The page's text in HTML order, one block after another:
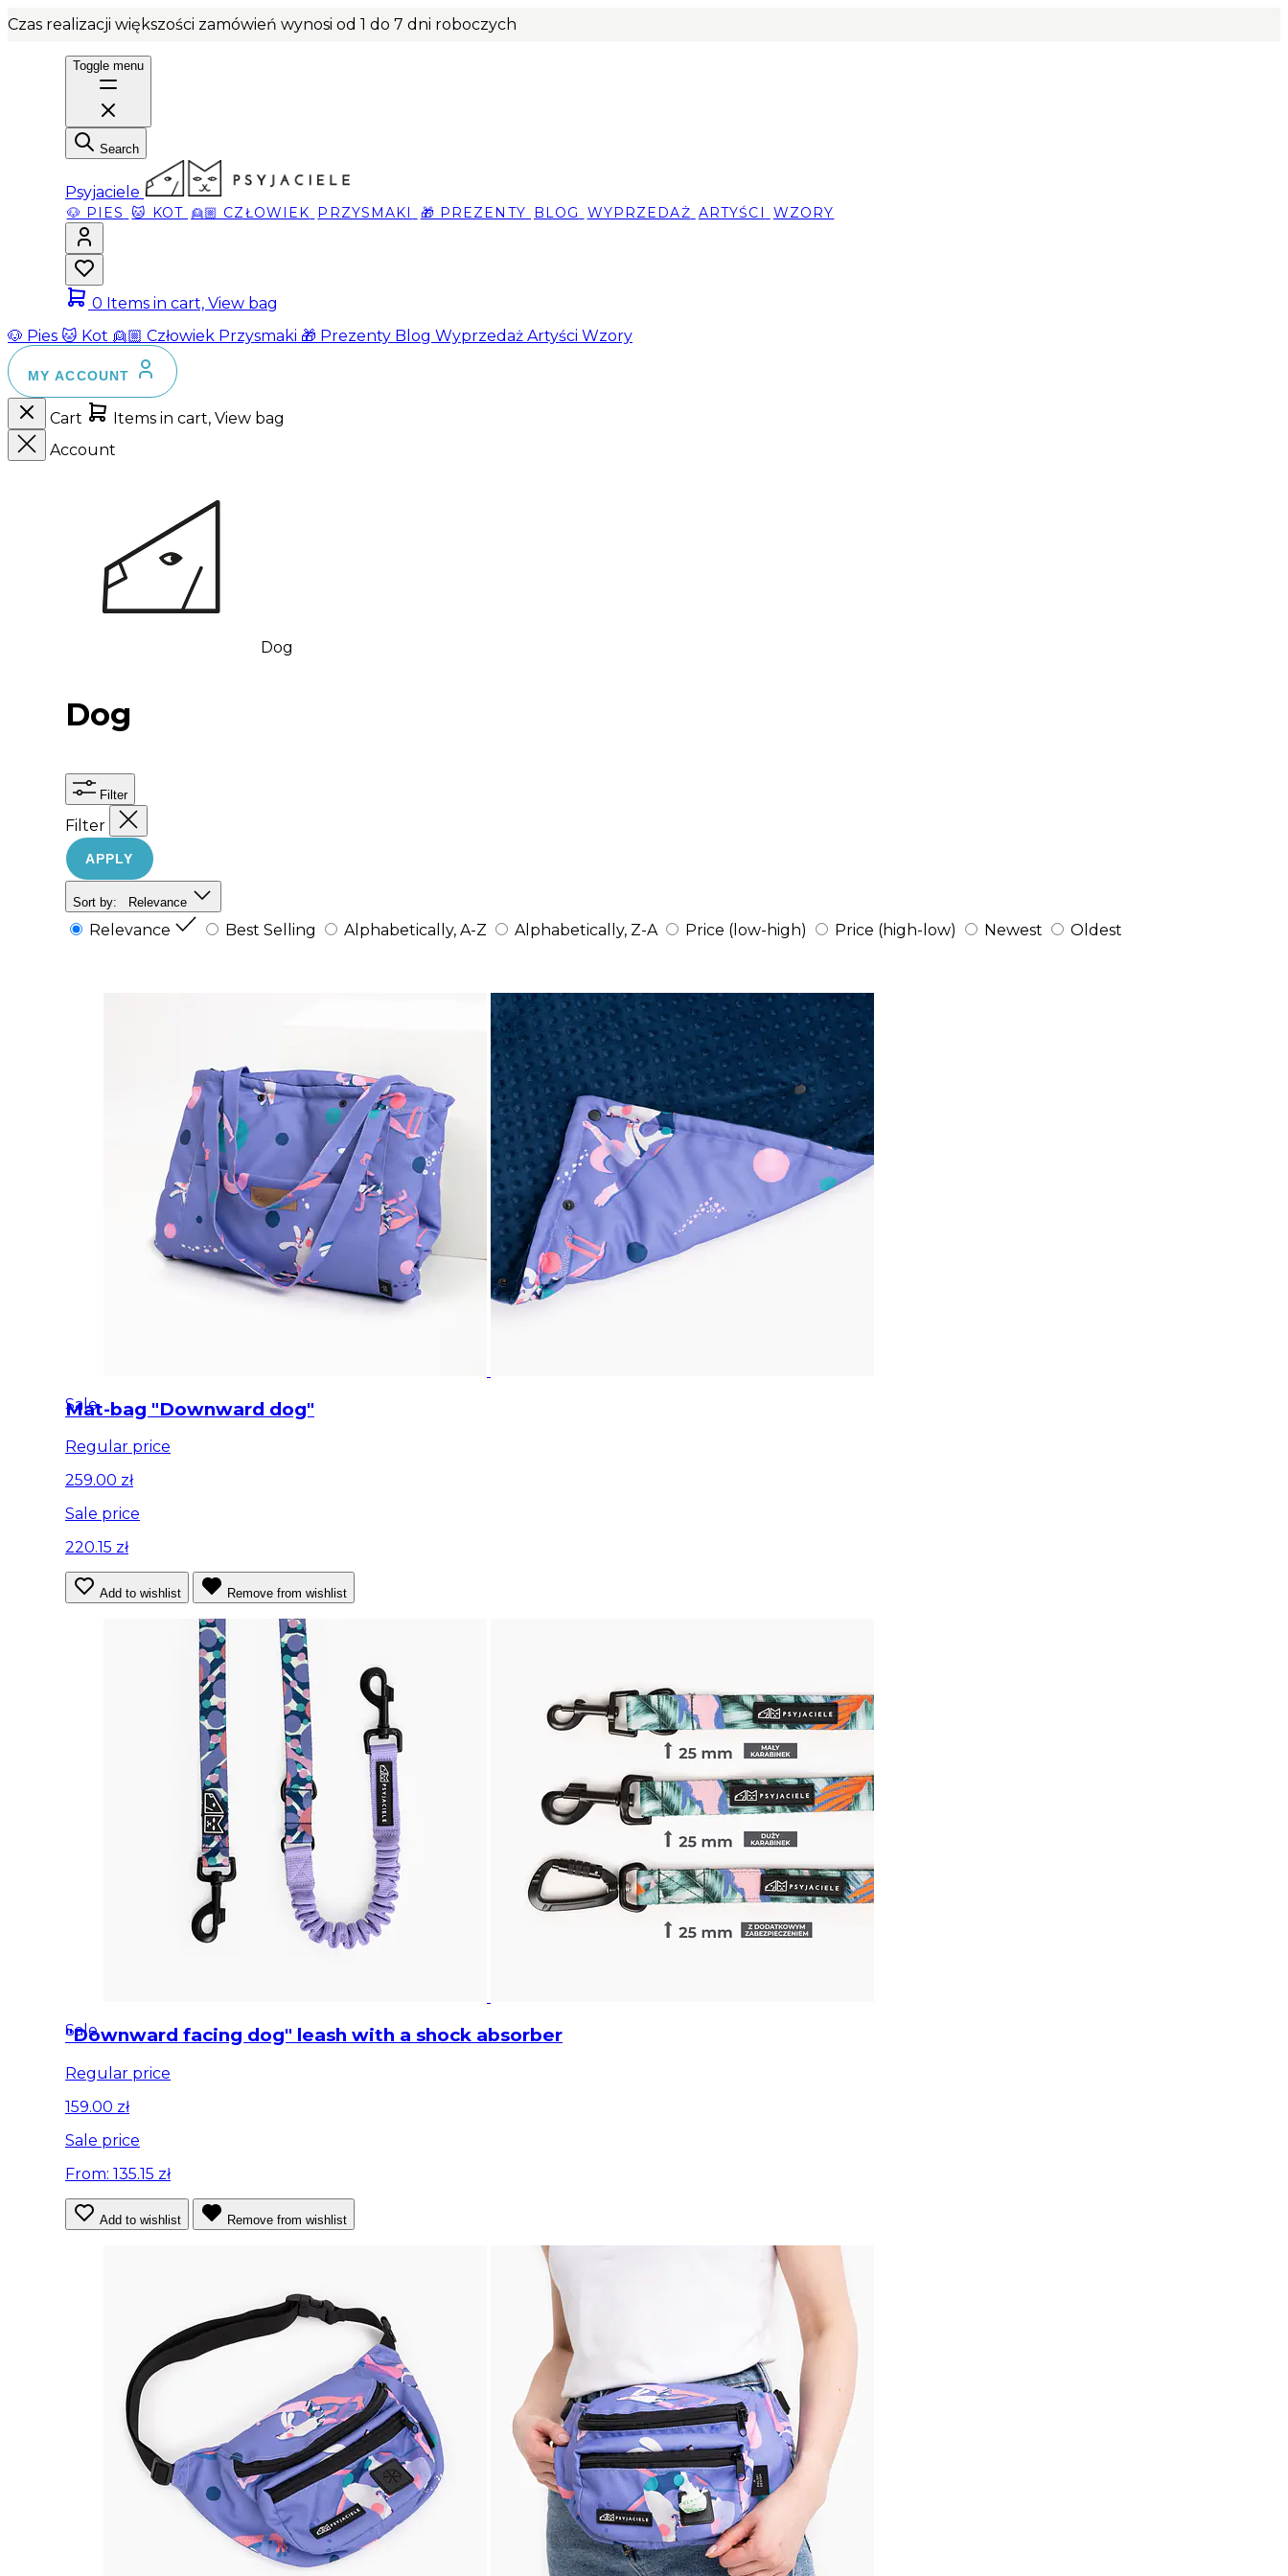
Czas realizacji większości zamówień wynosi od 1 do 7 dni roboczych
Toggle menu
Search
Psyjaciele
🐶 PIES 🐱 KOT 👱🏼 CZŁOWIEK PRZYSMAKI 🎁 PREZENTY BLOG WYPRZEDAŻ ARTYŚCI WZORY
0 Items in cart, View bag
🐶 Pies 🐱 Kot 👱🏼 Człowiek Przysmaki 🎁 Prezenty Blog Wyprzedaż Artyści Wzory
MY ACCOUNT
Cart
Items in cart, View bag
Account
Dog
Dog
Filter
Filter
APPLY
Sort by: Relevance
Relevance Best Selling Alphabetically, A-Z Alphabetically, Z-A Price (low-high) Price (high-low) Newest Oldest
Sale
Mat-bag "Downward dog"
Regular price
259.00 zł
Sale price
220.15 zł
Add to wishlist Remove from wishlist
Sale
"Downward facing dog" leash with a shock absorber
Regular price
159.00 zł
Sale price
From: 135.15 zł
Add to wishlist Remove from wishlist